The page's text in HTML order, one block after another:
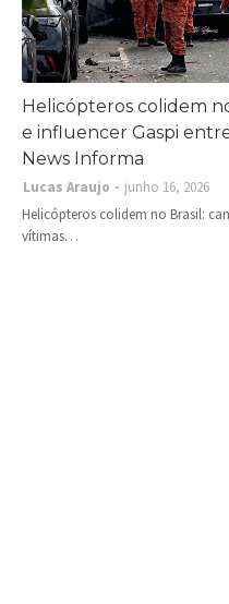
Helicópteros colidem
e influencer Gaspi
News Informa
Lucas Araujo
junho 16, 2026
Helicópteros colidem no Brasil:
vítimas…